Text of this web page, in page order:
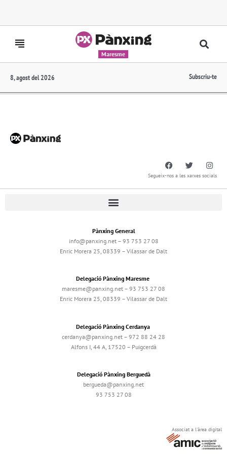
Maresme
8, agost del 2026 Subscriu-te
Segueix-nos a les xarxes socials
Pànxing General
info@panxing.net – 93 753 27 08
Enric Morera 25, 08339 – Vilassar de Dalt
Delegació Pànxing Maresme
maresme@panxing.net – 93 753 27 08
Enric Morera 25, 08339 – Vilassar de Dalt
Delegació Pànxing Cerdanya
cerdanya@panxing.net – 972 88 24 28
Alfons I, 44 A, 17520 – Puigcerdà
Delegació Pànxing Berguedà
bergueda@panxing.net
93 753 27 08
Associat a l'àrea digital